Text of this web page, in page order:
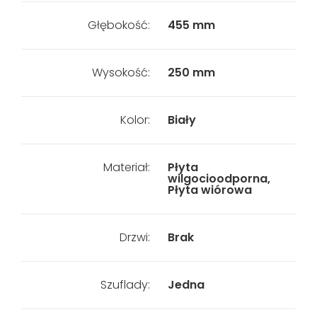
Głębokość: 455 mm
Wysokość: 250 mm
Kolor: Biały
Materiał: Płyta
wilgocioodporna,
Płyta wiórowa
Drzwi: Brak
Szuflady: Jedna